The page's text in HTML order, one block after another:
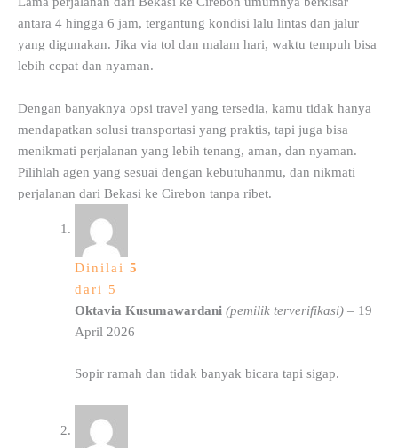
antara 4 hingga 6 jam, tergantung kondisi lalu lintas dan jalur
yang digunakan. Jika via tol dan malam hari, waktu tempuh bisa
lebih cepat dan nyaman.
Dengan banyaknya opsi travel yang tersedia, kamu tidak hanya
mendapatkan solusi transportasi yang praktis, tapi juga bisa
menikmati perjalanan yang lebih tenang, aman, dan nyaman.
Pilihlah agen yang sesuai dengan kebutuhanmu, dan nikmati
perjalanan dari Bekasi ke Cirebon tanpa ribet.
Dinilai 5
dari 5
Oktavia Kusumawardani (pemilik terverifikasi) – 19
April 2026
Sopir ramah dan tidak banyak bicara tapi sigap.